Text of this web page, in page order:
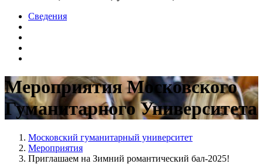
Сведения
Мероприятия Московского
Гуманитарного Университета
Московский гуманитарный университет
Мероприятия
Приглашаем на Зимний романтический бал-2025!